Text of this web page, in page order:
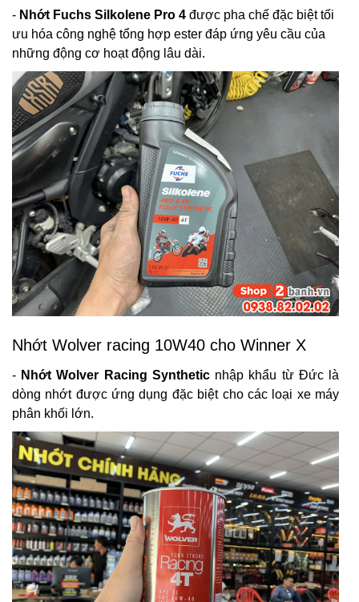
- Nhớt Fuchs Silkolene Pro 4 được pha chế đặc biệttối
ưu hóa công nghệ tổng hợp ester đáp ứng yêu cầu của
những động cơ hoạt động lâu dài.
Nhớt Wolver racing 10W40 cho Winner X
- Nhớt Wolver Racing Syntheticnhập khẩu từ Đức là
dòng nhớt được ứng dụng đặc biệt cho các loại xe máy
phân khối lớn.